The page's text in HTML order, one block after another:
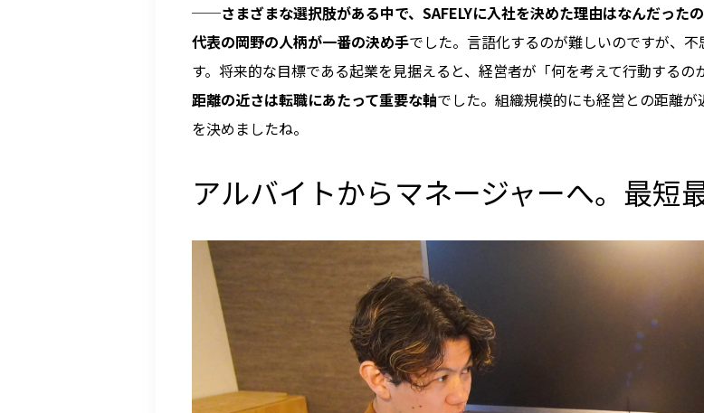
──さまざまな選択肢がある中で、SAFELYに入社を決めた理由はなんだった
代表の岡野の人柄が一番の決め手でした。言語化するのが難しいのですが、
す。将来的な目標である起業を見据えると、経営者が「何を考えて行動するの
距離の近さは転職にあたって重要な軸でした。組織規模的にも経営との距離
を決めましたね。
アルバイトからマネージャーへ。最短